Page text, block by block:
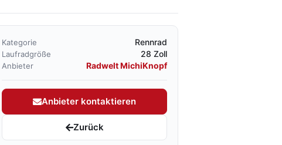
Kategorie Rennrad
Laufradgröße 28 Zoll
Anbieter Radwelt MichiKnopf
Anbieter kontaktieren
Zurück